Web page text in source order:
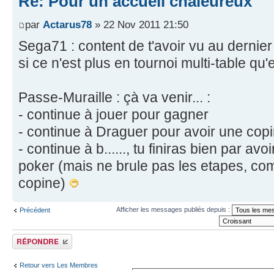
par Actarus78 » 22 Nov 2011 21:50
Sega71 : content de t'avoir vu au
si ce n'est plus en tournoi multi-table
Passe-Muraille : çà va venir... :
- continue à jouer pour gagner
- continue à Draguer pour avoir une
- continue à b......, tu finiras bien par
poker (mais ne brule pas les etapes,
copine)
Précédent Afficher les messages publiés depuis :
Publier une réponse
Retour vers Les Membres